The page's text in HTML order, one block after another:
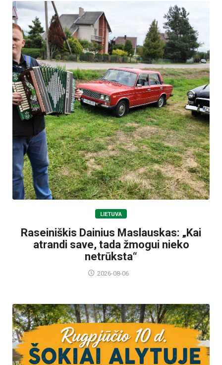
LIETUVA
Raseiniškis Dainius Maslauskas: „Kai
atrandi save, tada žmogui nieko
netrūksta“
2026-08-06